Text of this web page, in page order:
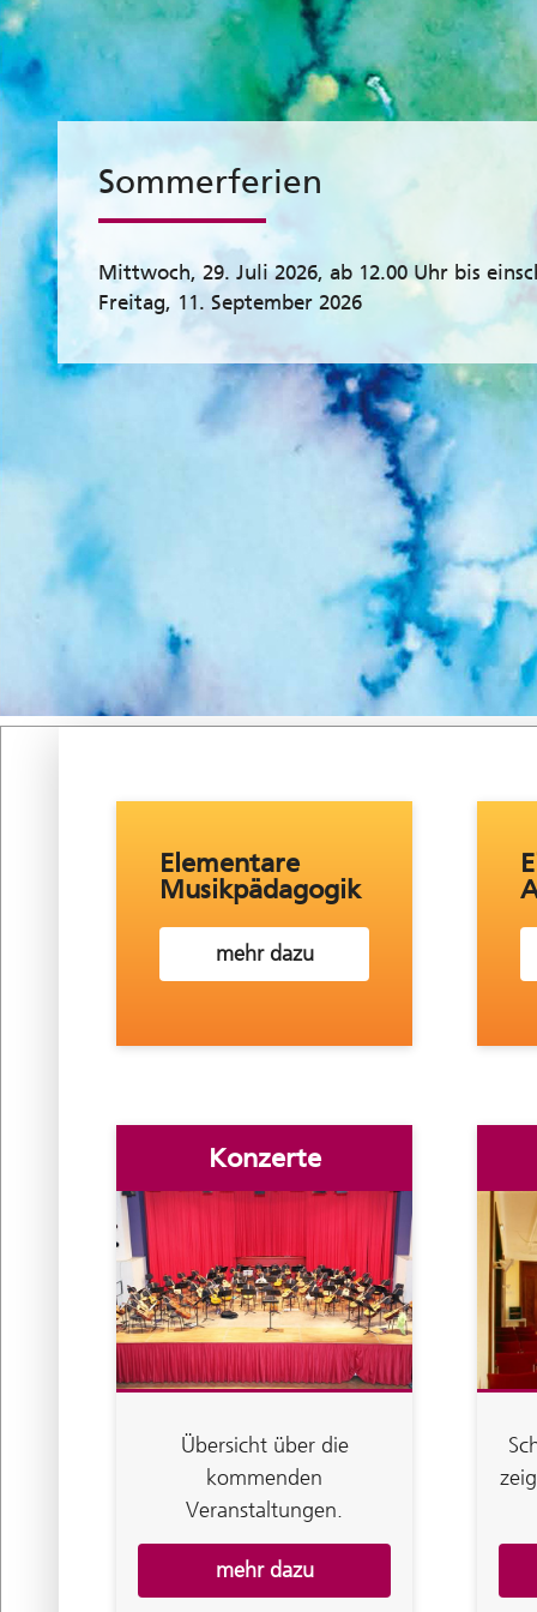
Sommerferien
Mittwoch, 29. Juli 2026, ab 12.00 Uhr bis
Freitag, 11. September 2026
Elementare
Musikpädagogik
mehr dazu
Konzerte
Übersicht über die
kommenden
Veranstaltungen.
mehr dazu